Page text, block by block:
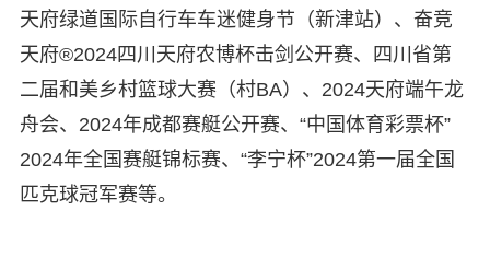
天府绿道国际自行车车迷健身节（新津站）、奋竞
天府®2024四川天府农博杯击剑公开赛、四川省第
二届和美乡村篮球大赛（村BA）、2024天府端午龙
舟会、2024年成都赛艇公开赛、“中国体育彩票杯”
2024年全国赛艇锦标赛、“李宁杯”2024第一届全国
匹克球冠军赛等。